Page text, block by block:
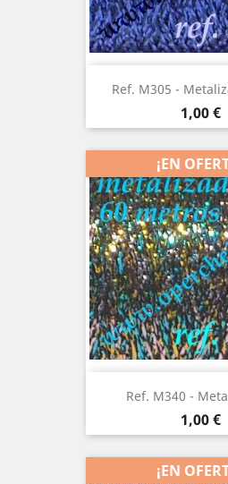
Ref. M305 -
Precio
1,00 €
Ref. M340 -
Precio
1,00 €
¡EN
¡EN